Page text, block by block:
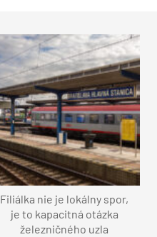
Filiálka nie je lokálny spor,
je to kapacitná otázka
železničného uzla